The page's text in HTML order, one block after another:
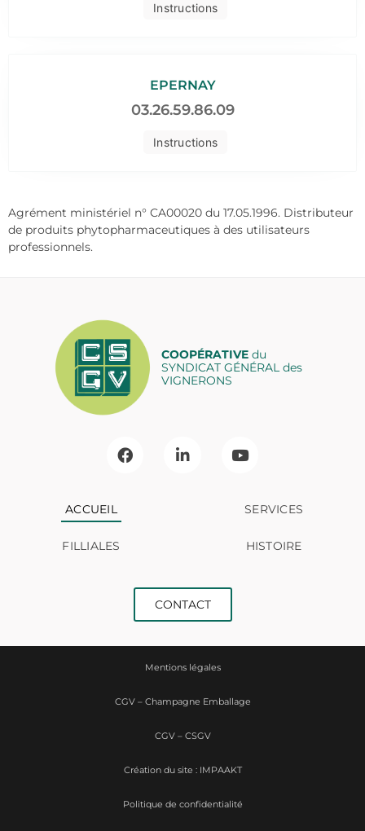
Instructions
Instructions
EPERNAY
03.26.59.86.09
Agrément ministériel n° CA00020 du 17.05.1996. Distributeur
de produits phytopharmaceutiques à des utilisateurs
professionnels.
COOPÉRATIVEdu
SYNDICAT GÉNÉRAL des
VIGNERONS
ACCUEIL SERVICES
FILLIALES HISTOIRE
CONTACT
Mentions légales
CGV – Champagne Emballage
CGV – CSGV
Politique de confidentialité
Création du site : IMPAAKT